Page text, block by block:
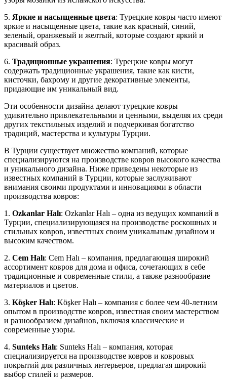
5. Яркие и насыщенные цвета: Турецкие ковры часто имеют
яркие и насыщенные цвета, такие как красный, синий,
зеленый, оранжевый и желтый, которые создают яркий и
красивый образ.
6. Традиционные украшения: Турецкие ковры могут
содержать традиционные украшения, такие как кисти,
кисточки, бахрому и другие декоративные элементы,
придающие им уникальный вид.
Эти особенности дизайна делают турецкие ковры
удивительно привлекательными и ценными, выделяя их среди
других текстильных изделий и подчеркивая богатство
традиций, мастерства и культуры Турции.
В Турции существует множество компаний, которые
специализируются на производстве ковров высокого качества
и уникального дизайна. Ниже приведены некоторые из
известных компаний в Турции, которые заслуживают
внимания своими продуктами и инновациями в области
производства ковров:
1. Ozkanlar Halı: Ozkanlar Halı – одна из ведущих компаний в
Турции, специализирующаяся на производстве роскошных и
стильных ковров, известных своим уникальным дизайном и
высоким качеством.
2. Cem Halı: Cem Halı – компания, предлагающая широкий
ассортимент ковров для дома и офиса, сочетающих в себе
традиционные и современные стили, а также разнообразие
материалов и цветов.
3. Köşker Halı: Köşker Halı – компания с более чем 40-летним
опытом в производстве ковров, известная своим мастерством
и разнообразием дизайнов, включая классические и
современные узоры.
4. Sunteks Halı: Sunteks Halı – компания, которая
специализируется на производстве ковров и ковровых
покрытий для различных интерьеров, предлагая широкий
выбор стилей и размеров.